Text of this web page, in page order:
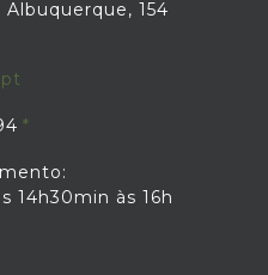
154
14h30min às 16h